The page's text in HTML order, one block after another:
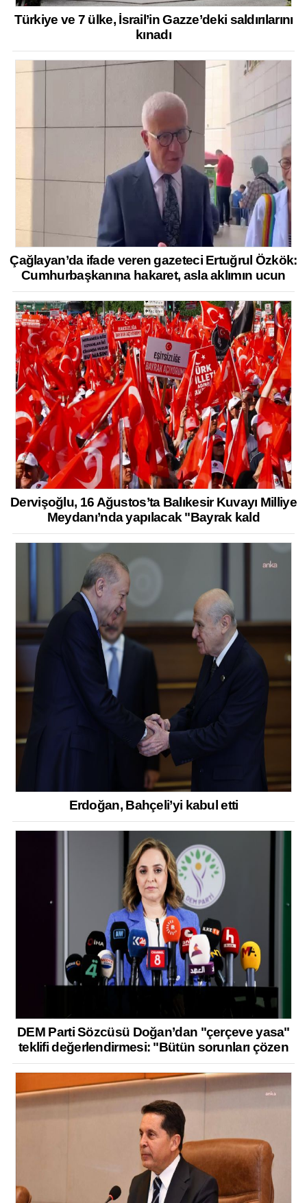
Türkiye ve 7 ülke, İsrail’in Gazze’deki saldırılarını
kınadı
Çağlayan’da ifade veren gazeteci Ertuğrul Özkök:
Cumhurbaşkanına hakaret, asla aklımın ucun
Dervişoğlu, 16 Ağustos’ta Balıkesir Kuvayı Milliye
Meydanı’nda yapılacak "Bayrak kald
Erdoğan, Bahçeli’yi kabul etti
DEM Parti Sözcüsü Doğan’dan "çerçeve yasa"
teklifi değerlendirmesi: "Bütün sorunları çözen